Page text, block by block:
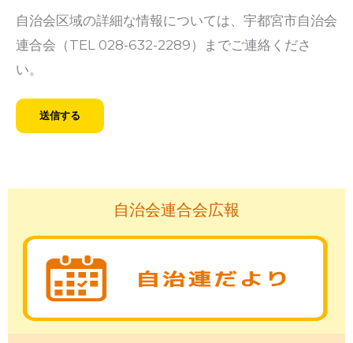
自治会区域の詳細な情報については、宇都宮市自治会
連合会（TEL 028-632-2289）までご連絡くださ
い。
自治会連合会広報